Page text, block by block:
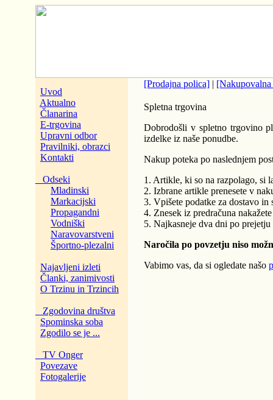
Uvod
Aktualno
Članarina
E-trgovina
Upravni odbor
Pravilniki, obrazci
Kontakti
Odseki
Mladinski
Markacijski
Propagandni
Vodniški
Naravovarstveni
Športno-plezalni
Najavljeni izleti
Članki, zanimivosti
O Trzinu in Trzincih
Zgodovina društva
Spominska soba
Zgodilo se je ...
TV Onger
Povezave
Fotogalerije
[Prodajna polica] |
Spletna trgovina
Dobrodošli v spletno trgovino
izdelke iz naše ponudbe.
Nakup poteka po naslednjem
1. Artikle, ki so na razpolago, si
2. Izbrane artikle prenesete v
3. Vpišete podatke za dostavo
4. Znesek iz predračuna
5. Najkasneje dva dni po
Naročila po povzetju niso
Vabimo vas, da si ogledate našo